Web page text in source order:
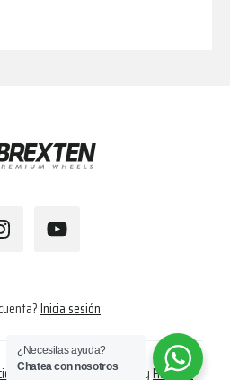
Inicia sesión
de compra·Cookies · byHapalok
¿Necesitas ayuda?
Chatea con nosotros